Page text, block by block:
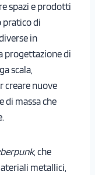
spazi e prodotti
pratico di
in
progettazione di
scala,
creare nuove
di massa che
, che
metallici,